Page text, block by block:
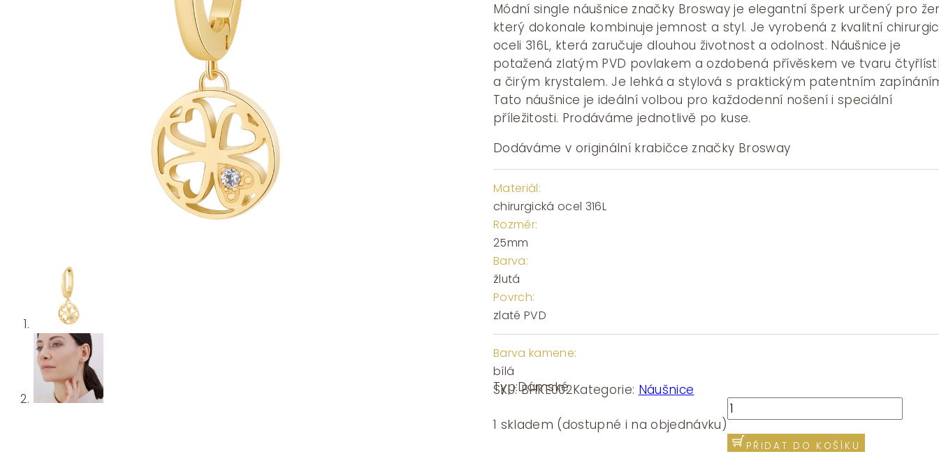
Módní single náušnice značky Brosway je elegantní šperk určený pro
který dokonale kombinuje jemnost a styl. Je vyrobená z kvalitní
oceli 316L, která zaručuje dlouhou životnost a odolnost. Náušnice je
potažená zlatým PVD povlakem a ozdobená přívěskem ve tvaru
a čirým krystalem. Je lehká a stylová s praktickým patentním
Tato náušnice je ideální volbou pro každodenní nošení i speciální
příležitosti. Prodáváme jednotlivě po kuse.
Dodáváme v originální krabičce značky Brosway
Materiál:
chirurgická ocel 316L
Rozměr:
25mm
Barva:
žlutá
Povrch:
zlaté PVD
Barva kamene:
bílá
SKU:BHKE002Kategorie: Náušnice
Typ:Dámské
1 skladem (dostupné i na objednávku)
Single
náušnice
chirurgická
PŘIDAT DO KOŠÍKU